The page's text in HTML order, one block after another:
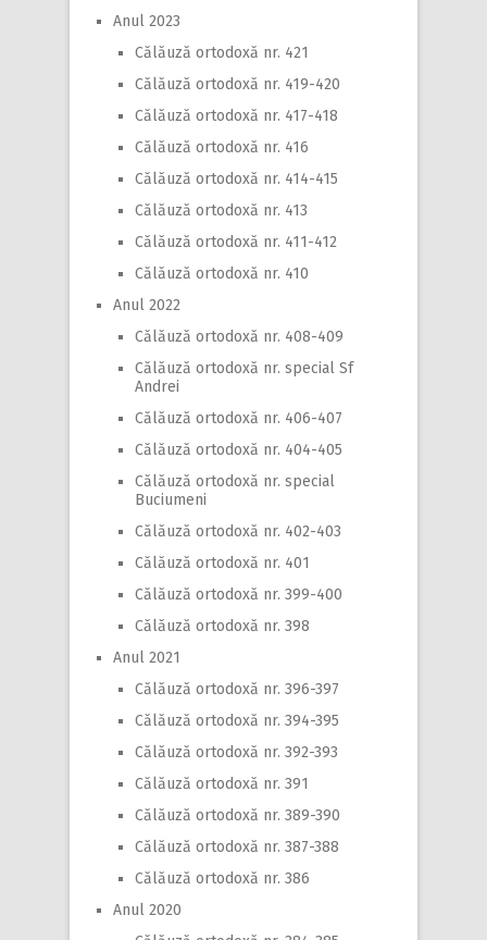
Anul 2023
Călăuză ortodoxă nr. 421
Călăuză ortodoxă nr. 419-420
Călăuză ortodoxă nr. 417-418
Călăuză ortodoxă nr. 416
Călăuză ortodoxă nr. 414-415
Călăuză ortodoxă nr. 413
Călăuză ortodoxă nr. 411-412
Călăuză ortodoxă nr. 410
Anul 2022
Călăuză ortodoxă nr. 408-409
Călăuză ortodoxă nr. special Sf
Andrei
Călăuză ortodoxă nr. 406-407
Călăuză ortodoxă nr. 404-405
Călăuză ortodoxă nr. special
Buciumeni
Călăuză ortodoxă nr. 402-403
Călăuză ortodoxă nr. 401
Călăuză ortodoxă nr. 399-400
Călăuză ortodoxă nr. 398
Anul 2021
Călăuză ortodoxă nr. 396-397
Călăuză ortodoxă nr. 394-395
Călăuză ortodoxă nr. 392-393
Călăuză ortodoxă nr. 391
Călăuză ortodoxă nr. 389-390
Călăuză ortodoxă nr. 387-388
Călăuză ortodoxă nr. 386
Anul 2020